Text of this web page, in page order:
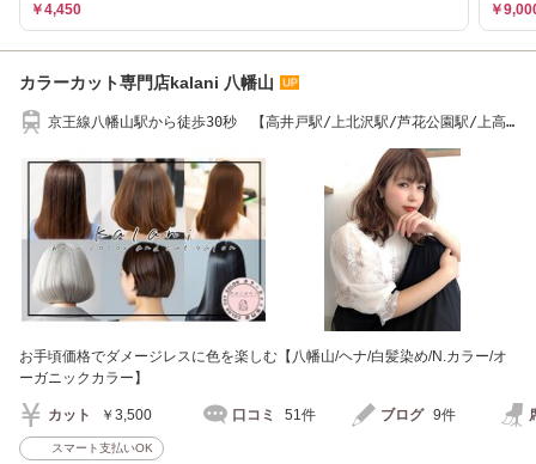
￥4,450 ￥
カラーカット専門店kalani 八幡山
京王線八幡山駅から徒歩30秒 【高井戸駅/上北沢駅/芦花公園駅/上高
お手頃価格でダメージレスに色を楽しむ【八幡山/ヘナ/白髪染め/N.カラー/オ
ーガニックカラー】
カット ￥3,500 口コミ 51件 ブログ 9件
スマート支払いOK